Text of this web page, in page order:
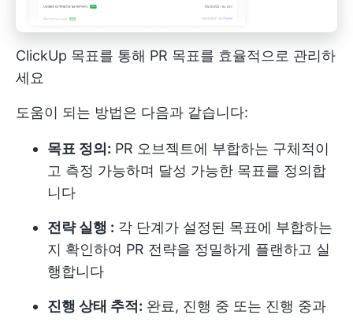
ClickUp 목표를 통해 PR 목표를 효율적으로 관리하
세요
도움이 되는 방법은 다음과 같습니다:
목표 정의: PR 오브젝트에 부합하는 구체적이
고 측정 가능하며 달성 가능한 목표를 정의합
니다
전략 실행 : 각 단계가 설정된 목표에 부합하는
지 확인하여 PR 전략을 정밀하게 플랜하고 실
행합니다
진행 상태 추적: 완료, 진행 중 또는 진행 중과